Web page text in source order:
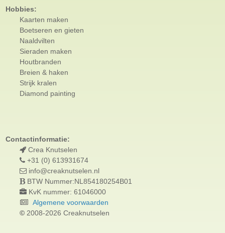
Hobbies:
Kaarten maken
Boetseren en gieten
Naaldvilten
Sieraden maken
Houtbranden
Breien & haken
Strijk kralen
Diamond painting
Contactinformatie:
Crea Knutselen
+31 (0) 613931674
info@creaknutselen.nl
BTW Nummer:NL854180254B01
KvK nummer: 61046000
Algemene voorwaarden
© 2008-2026 Creaknutselen